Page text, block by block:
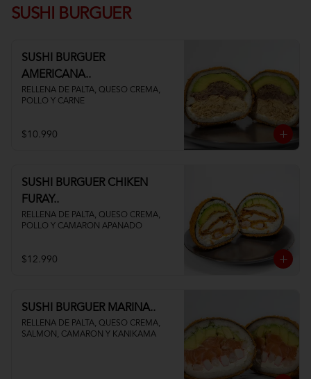
SUSHI BURGUER
SUSHI BURGUER
AMERICANA..
RELLENA DE PALTA, QUESO CREMA,
POLLO Y CARNE
$10.990
SUSHI BURGUER CHIKEN
FURAY..
RELLENA DE PALTA, QUESO CREMA,
POLLO Y CAMARON APANADO
$12.990
SUSHI BURGUER MARINA..
RELLENA DE PALTA, QUESO CREMA,
SALMON, CAMARON Y KANIKAMA